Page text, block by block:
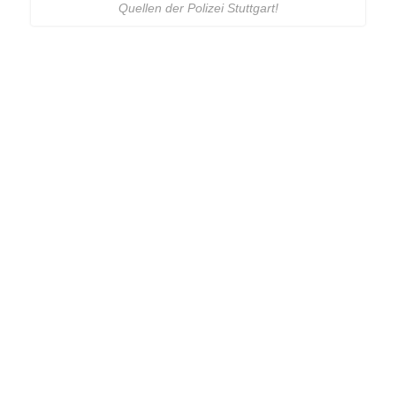
Quellen der Polizei Stuttgart!